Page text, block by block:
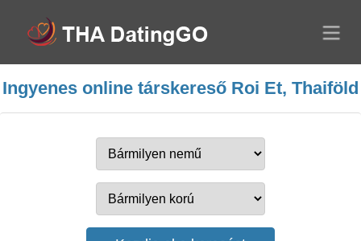
Ingyenes online társkereső Roi Et, Thaiföld